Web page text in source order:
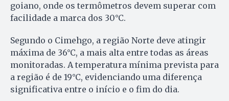
goiano, onde os termômetros devem superar com
facilidade a marca dos 30°C.
Segundo o Cimehgo, a região Norte deve atingir
máxima de 36°C, a mais alta entre todas as áreas
monitoradas. A temperatura mínima prevista para
a região é de 19°C, evidenciando uma diferença
significativa entre o início e o fim do dia.